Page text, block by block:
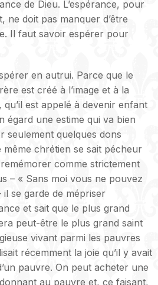
de Dieu. L’espérance, pour
ne doit pas manquer d’être
Il faut savoir espérer pour
en autrui. Parce que le
est créé à l’image et à la
est appelé à devenir enfant
égard une estime qui va bien
seulement quelques dons
chrétien se sait pécheur
comme strictement
– « Sans moi vous ne pouvez
se garde de mépriser
et sait que le plus grand
peut-être le plus grand saint
vivant parmi les pauvres
récemment la joie qu’il y avait
pauvre. On peut acheter une
au pauvre et, ce faisant,